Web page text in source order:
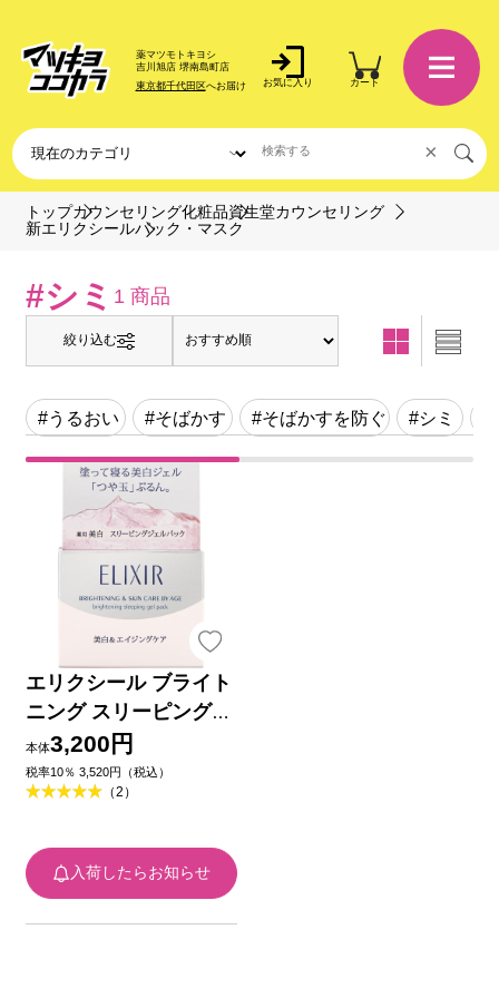
薬マツモトキヨシ
吉川旭店 堺南島町店
東京都千代田区へお届け お気に入り カート
×
トップカウンセリング化粧品資生堂カウンセリング
新エリクシールパック・マスク
#シミ 1 商品
絞り込む
#うるおい #そばかす #そばかすを防ぐ #シミ
エリクシール ブライト
ニング スリーピングジ
ェルパック １０５ｇ
資生堂 (医薬部外品)
本体3,200円
税率10％ 3,520円（税込）
（2）
入荷したらお知らせ